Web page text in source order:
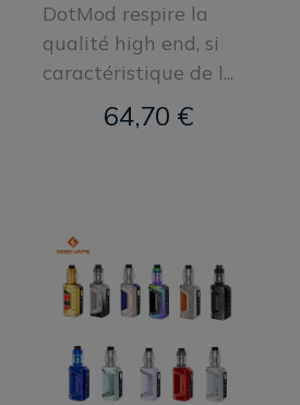
DotMod respire la
qualité high end, si
caractéristique de l...
64,70 €